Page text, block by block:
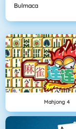
Bulmaca
Mahjong 4